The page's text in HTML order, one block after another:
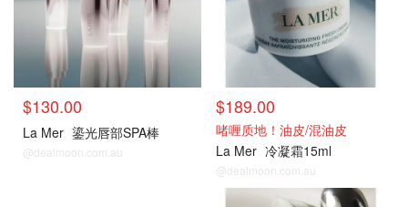
$130.00
La Mer 鎏光唇部SPA棒
@dealmoon.com.au
$189.00
啫喱质地！油皮/混油皮
La Mer 冷凝霜15ml
@dealmoon.com.au